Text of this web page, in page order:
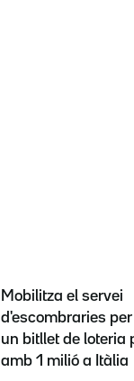
Mobilitza el servei
d'escombraries
un bitllet de loteria
amb 1 milió a Itàlia